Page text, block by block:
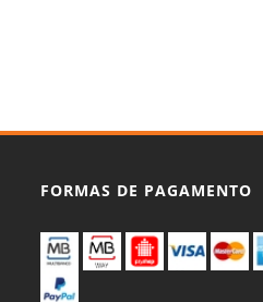
FORMAS DE PAGAMENTO